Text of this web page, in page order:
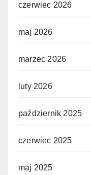
czerwiec 2026
maj 2026
marzec 2026
luty 2026
październik 2025
czerwiec 2025
maj 2025